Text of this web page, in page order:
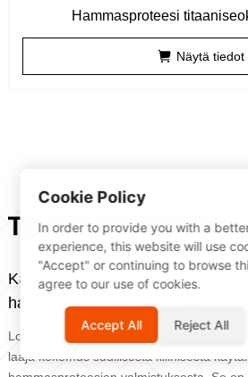
Hammasproteesi
Näytä tiedot
Käsityö rakentaa unelmia,
hammasproteesiasiantuntija
Lotte -ryhmän perusti vuonna 2011 tohtori
laaja kokemus suullisesta kliinisestä
Cookie Policy
In order to provide you with a
experience, this website will use
"Accept" or continuing to browse
agree to our use of cookies.
Accept All Reject All